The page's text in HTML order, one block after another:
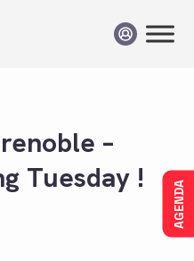
AGENDA
–
Tuesday !